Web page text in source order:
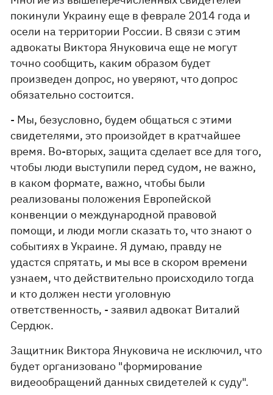
покинули Украину еще в феврале 2014 года и
осели на территории России. В связи с этим
адвокаты Виктора Януковича еще не могут
точно сообщить, каким образом будет
произведен допрос, но уверяют, что допрос
обязательно состоится.
- Мы, безусловно, будем общаться с этими
свидетелями, это произойдет в кратчайшее
время. Во-вторых, защита сделает все для того,
чтобы люди выступили перед судом, не важно,
в каком формате, важно, чтобы были
реализованы положения Европейской
конвенции о международной правовой
помощи, и люди могли сказать то, что знают о
событиях в Украине. Я думаю, правду не
удастся спрятать, и мы все в скором времени
узнаем, что действительно происходило тогда
и кто должен нести уголовную
ответственность, - заявил адвокат Виталий
Сердюк.
Защитник Виктора Януковича не исключил, что
будет организовано "формирование
видеообращений данных свидетелей к суду".